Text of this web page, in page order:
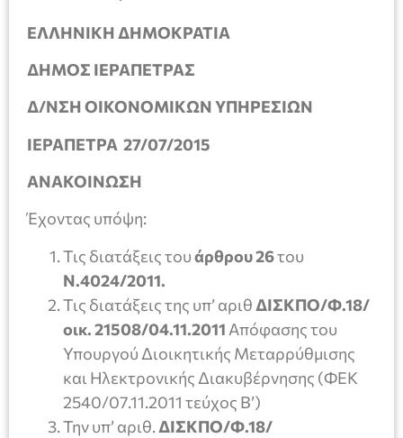
ΕΛΛΗΝΙΚΗ ΔΗΜΟΚΡΑΤΙΑ
ΔΗΜΟΣ ΙΕΡΑΠΕΤΡΑΣ
Δ/ΝΣΗ ΟΙΚΟΝΟΜΙΚΩΝ ΥΠΗΡΕΣΙΩΝ
ΙΕΡΑΠΕΤΡΑ 27/07/2015
ΑΝΑΚΟΙΝΩΣΗ
Έχοντας υπόψη:
Τις διατάξεις τουάρθρου 26του
Ν.4024/2011.
Τις διατάξεις της υπ’ αριθ ΔΙΣΚΠΟ/Φ.18/
οικ. 21508/04.11.2011 Απόφασης του
Υπουργού Διοικητικής Μεταρρύθμισης
και Ηλεκτρονικής Διακυβέρνησης (ΦΕΚ
2540/07.11.2011 τεύχος Β’)
Την υπ’ αριθ. ΔΙΣΚΠΟ/Φ.18/